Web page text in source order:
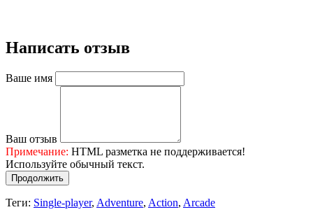
Написать отзыв
Ваше имя
Ваш отзыв
Примечание: HTML разметка не поддерживается!
Используйте обычный текст.
Продолжить
Теги: Single-player, Adventure, Action, Arcade